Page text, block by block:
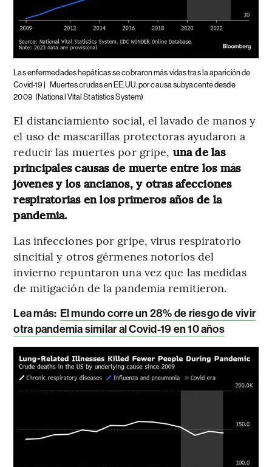
Las enfermedades hepáticas se cobraron más vidas tras la aparición de
Covid-19 |
Muertes crudas en EE.UU. por causa subyacente desde
2009 (National Vital Statistics System)
El distanciamiento social, el lavado de manos y
el uso de mascarillas protectoras ayudaron a
reducir las muertes por gripe, una de las
principales causas de muerte entre los más
jóvenes y los ancianos, y otras afecciones
respiratorias en los primeros años de la
pandemia.
Las infecciones por gripe, virus respiratorio
sincitial y otros gérmenes notorios del
invierno repuntaron una vez que las medidas
de mitigación de la pandemia remitieron.
Lea más: El mundo corre un 28% de riesgo de vivir
otra pandemia similar al Covid-19 en 10 años